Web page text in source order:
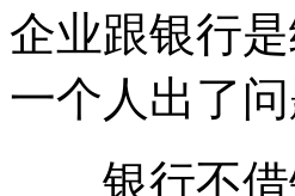
企业跟银行
一个人出了
银行不借